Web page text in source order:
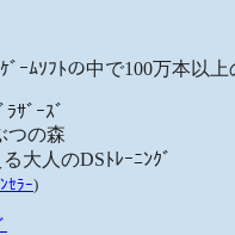
ﾞｰﾑｿﾌﾄの中で100万本以
ｻﾞｰｽﾞ
つの森
大人のDSﾄﾚｰﾆﾝｸﾞ
ｾﾗｰ)